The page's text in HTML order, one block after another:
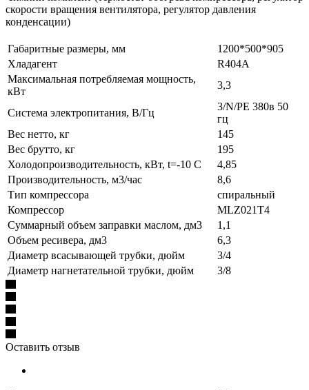
скорости вращения вентилятора, регулятор давления
конденсации)
Габаритные размеры, мм
1200*500*905
Хладагент
R404A
Максимальная потребляемая мощность,
кВт
3,3
Система электропитания, В/Гц
3/N/PE 380в 50
гц
Вес нетто, кг
145
Вес брутто, кг
195
Холодопроизводительность, кВт, t=-10 C
4,85
Производительность, м3/час
8,6
Тип компрессора
спиральный
Компрессор
MLZ021T4
Суммарный объем заправки маслом, дм3
1,1
Объем ресивера, дм3
6,3
Диаметр всасывающей трубки, дюйм
3/4
Диаметр нагнетательной трубки, дюйм
3/8
Оставить отзыв